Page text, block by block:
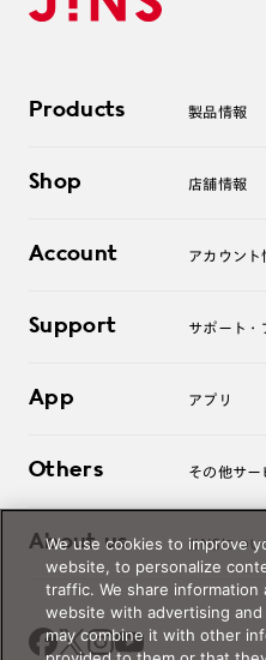
Products 製品情報
サングラス
コンタクトレンズ
アクセサリー
Shop 店舗情報
オンラインショップ
Account アカウント
ログアウト
Support サポート・
よくあるご質問
お問い合わせ
App アプリ
Others その他サー
レンズ交換
オンラインギフト
価格案内
About us JINSについ
Magnify Life
会社概要
採用情報
We use cookies to improve
website, to personalize
traffic. We share
website with advertising
may combine it with other